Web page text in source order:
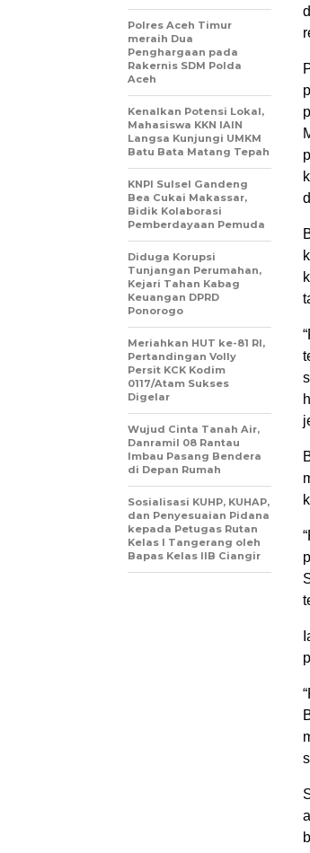
Polres Aceh Timur
meraih Dua
Penghargaan pada
Rakernis SDM Polda
Aceh
Kenalkan Potensi Lokal,
Mahasiswa KKN IAIN
Langsa Kunjungi UMKM
Batu Bata Matang Tepah
KNPI Sulsel Gandeng
Bea Cukai Makassar,
Bidik Kolaborasi
Pemberdayaan Pemuda
Diduga Korupsi
Tunjangan Perumahan,
Kejari Tahan Kabag
Keuangan DPRD
Ponorogo
Meriahkan HUT ke-81 RI,
Pertandingan Volly
Persit KCK Kodim
0117/Atam Sukses
Digelar
Wujud Cinta Tanah Air,
Danramil 08 Rantau
Imbau Pasang Bendera
di Depan Rumah
Sosialisasi KUHP, KUHAP,
dan Penyesuaian Pidana
kepada Petugas Rutan
Kelas I Tangerang oleh
Bapas Kelas IIB Ciangir